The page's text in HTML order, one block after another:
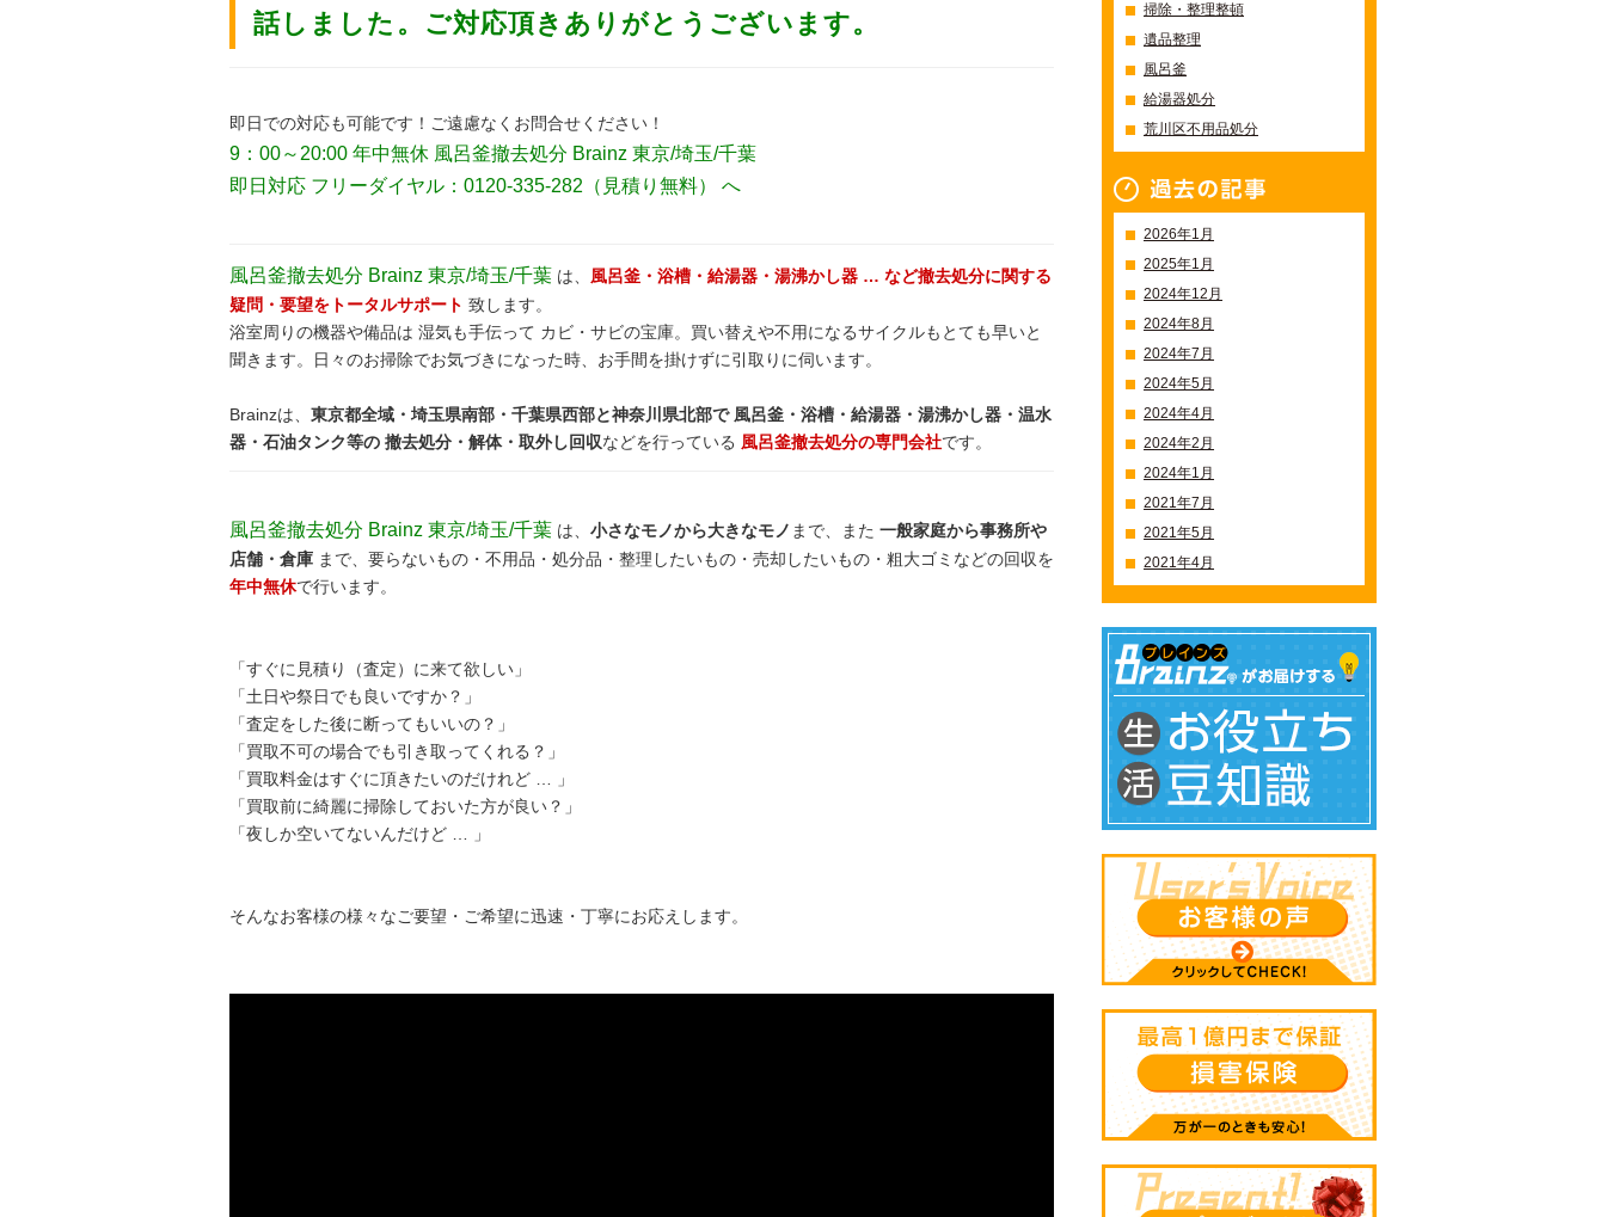
話しました。ご対応頂きありがとうございます。
即日での対応も可能です！ご遠慮なくお問合せください！
9：00～20:00 年中無休 風呂釜撤去処分 Brainz 東京/埼玉/千葉
即日対応 フリーダイヤル：0120-335-282（見積り無料）
へ
風呂釜撤去処分 Brainz 東京/埼玉/千葉 は、 風呂釜・浴槽・給湯器・湯沸かし器 … など撤去処分に関する
疑問・要望をトータルサポート 致します。
浴室周りの機器や備品は 湿気も手伝って カビ・サビの宝庫。買い替えや不用になるサイクルもとても早いと
聞きます。日々のお掃除でお気づきになった時、お手間を掛けずに引取りに伺います。
Brainzは、 東京都全域・埼玉県南部・千葉県西部と神奈川県北部で 風呂釜・浴槽・給湯器・湯沸かし器・温水
器・石油タンク等の 撤去処分・解体・取外し回収などを行っている 風呂釜撤去処分の専門会社です。
風呂釜撤去処分 Brainz 東京/埼玉/千葉 は、 小さなモノから大きなモノ まで、また 一般家庭から事務所や
店舗・倉庫 まで、要らないもの・不用品・処分品・整理したいもの・売却したいもの・粗大ゴミなどの回収を
年中無休で行います。
「すぐに見積り（査定）に来て欲しい」
「土日や祭日でも良いですか？」
「査定をした後に断ってもいいの？」
「買取不可の場合でも引き取ってくれる？」
「買取料金はすぐに頂きたいのだけれど … 」
「買取前に綺麗に掃除しておいた方が良い？」
「夜しか空いてないんだけど … 」
そんなお客様の様々なご要望・ご希望に迅速・丁寧にお応えします。
掃除・整理整頓
遺品整理
風呂釜
給湯器処分
荒川区不用品処分
2026年1月
2025年1月
2024年12月
2024年8月
2024年7月
2024年5月
2024年4月
2024年2月
2024年1月
2021年7月
2021年5月
2021年4月